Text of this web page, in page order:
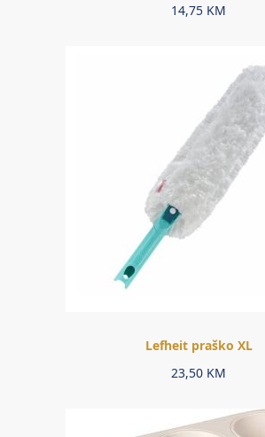
14,75 KM
Lefheit praško XL
23,50 KM